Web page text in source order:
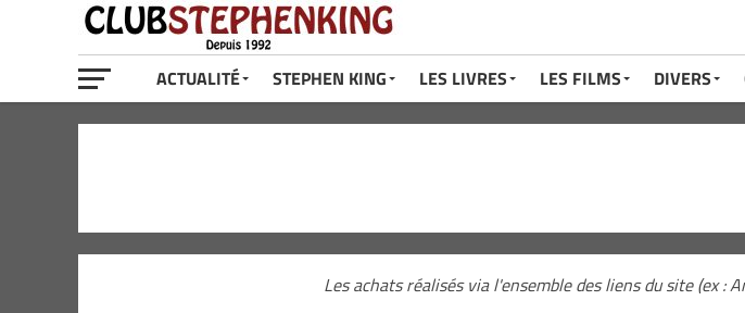
ACTUALITÉ STEPHEN KING LES LIVRES LES FILMS DIVERS
Les achats réalisés via l'ensemble des liens du site (ex :